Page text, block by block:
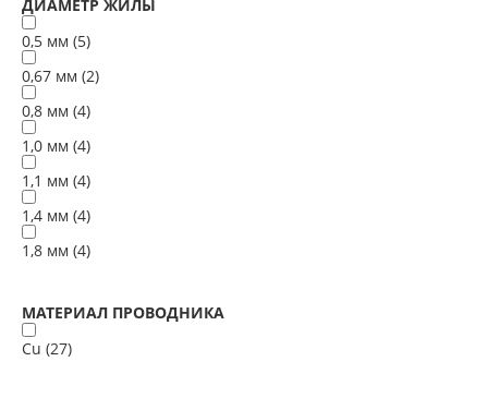
ДИАМЕТР ЖИЛЫ
0,5 мм (5)
0,67 мм (2)
0,8 мм (4)
1,0 мм (4)
1,1 мм (4)
1,4 мм (4)
1,8 мм (4)
МАТЕРИАЛ ПРОВОДНИКА
Cu (27)